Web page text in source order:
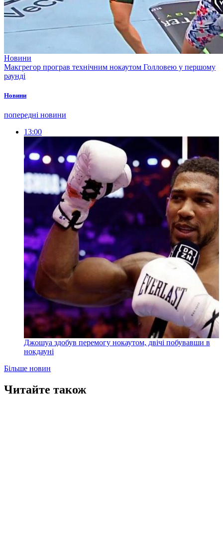
Новини
Макгрегор програв технічним нокаутом Голловею у першому
раунді
Новини
попередні новини
13:00
Джошуа здобув перемогу нокаутом, двічі побувавши в
нокдауні
Більше новин
Читайте також